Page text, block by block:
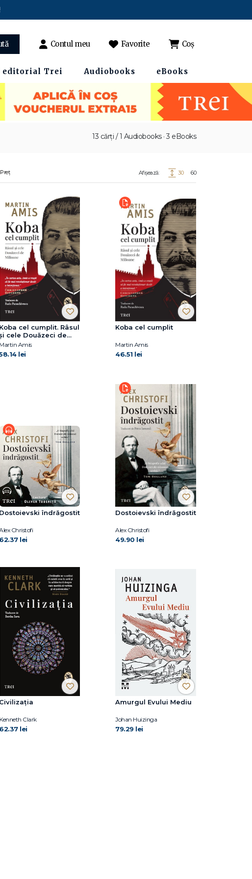
Contul meu Favorite Coș
editorial Trei Audiobooks eBooks
13 cărți / 1 Audiobooks · 3 eBooks
Preț Afișează: 30 60
Koba cel cumplit. Râsul
cele Douăzeci de
Milioane
Martin Amis
lei
Koba cel cumplit
Martin Amis
46.51 lei
Dostoievski îndrăgostit
Christofi
62.37 lei
Dostoievski îndrăgostit
Alex Christofi
49.90 lei
Civilizația
Kenneth Clark
62.37 lei
Amurgul Evului Mediu
Johan Huizinga
79.29 lei